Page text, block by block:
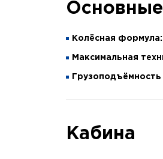
Колёсная формула:
Максимальная
Кабина